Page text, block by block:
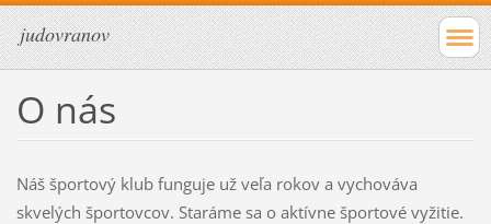
judovranov
O nás
Náš športový klub funguje už veľa rokov a vychováva
skvelých športovcov. Staráme sa o aktívne športové vyžitie.